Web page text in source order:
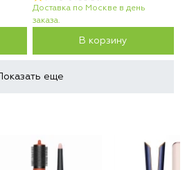
Доставка по Москве в день
заказа.
В корзину
Показать еще